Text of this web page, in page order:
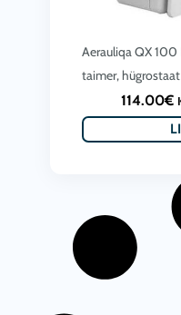
Aerauliqa QX
taimer, hügrostaat
114.00€